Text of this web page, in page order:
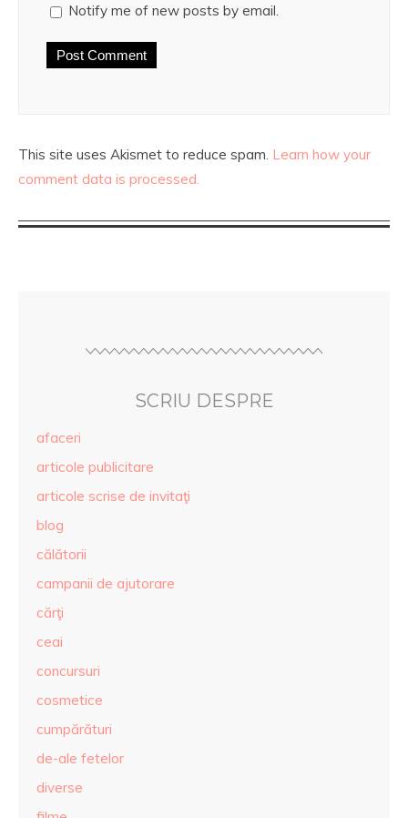
Notify me of new posts by email.
This site uses Akismet to reduce spam. Learn how your
comment data is processed.
SCRIU DESPRE
afaceri
articole publicitare
articole scrise de invitaţi
blog
călătorii
campanii de ajutorare
cărţi
ceai
concursuri
cosmetice
cumpărături
de-ale fetelor
diverse